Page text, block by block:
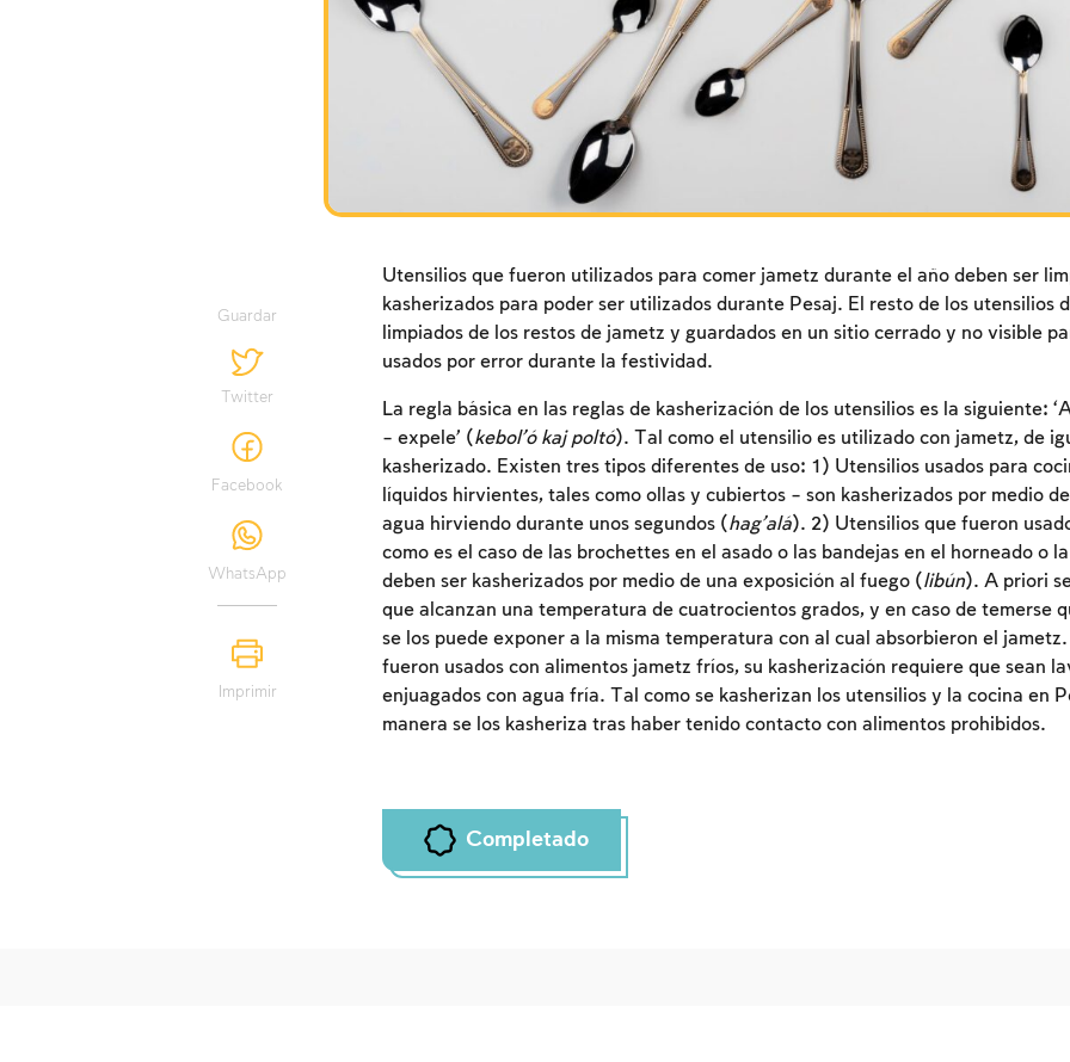
Guardar
Twitter
Facebook
WhatsApp
Imprimir
Utensilios que fueron utilizados para comer jametz durante el año deben ser
kasherizados para poder ser utilizados durante Pesaj. El resto de los utensilios
limpiados de los restos de jametz y guardados en un sitio cerrado y no visible
usados por error durante la festividad.
La regla básica en las reglas de kasherización de los utensilios es la siguiente:
– expele’ (kebol’ó kaj poltó). Tal como el utensilio es utilizado con jametz, de
kasherizado. Existen tres tipos diferentes de uso: 1) Utensilios usados para
líquidos hirvientes, tales como ollas y cubiertos – son kasherizados por medio
agua hirviendo durante unos segundos (hag’alá). 2) Utensilios que fueron
como es el caso de las brochettes en el asado o las bandejas en el horneado o
deben ser kasherizados por medio de una exposición al fuego (libún). A priori
que alcanzan una temperatura de cuatrocientos grados, y en caso de temerse
se los puede exponer a la misma temperatura con al cual absorbieron el
fueron usados con alimentos jametz fríos, su kasherización requiere que sean
enjuagados con agua fría. Tal como se kasherizan los utensilios y la cocina en
manera se los kasheriza tras haber tenido contacto con alimentos prohibidos.
Completado
Inscripcion requerida
Para marcar lo estudiado debe conectarse a su
cuenta o inscribirse.